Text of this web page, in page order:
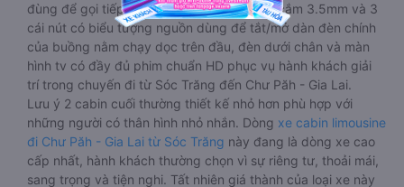
đùng để gọi tiếp viên, 2 cổng USB , 1 jack cắm 3.5mm và 3
cái nút có biểu tượng nguồn dùng để tắt/mở dàn đèn chính
của buồng nằm chạy dọc trên đầu, đèn dưới chân và màn
hình tv có đầy đủ phim chuẩn HD phục vụ hành khách giải
trí trong chuyến đi từ Sóc Trăng đến Chư Păh - Gia Lai.
Lưu ý 2 cabin cuối thường thiết kế nhỏ hơn phù hợp với
những người có thân hình nhỏ nhắn. Dòng xe cabin limousine
đi Chư Păh - Gia Lai từ Sóc Trăng này đang là dòng xe cao
cấp nhất, hành khách thường chọn vì sự riêng tư, thoải mái,
sang trọng và tiện nghi. Tất nhiên giá thành của loại xe này